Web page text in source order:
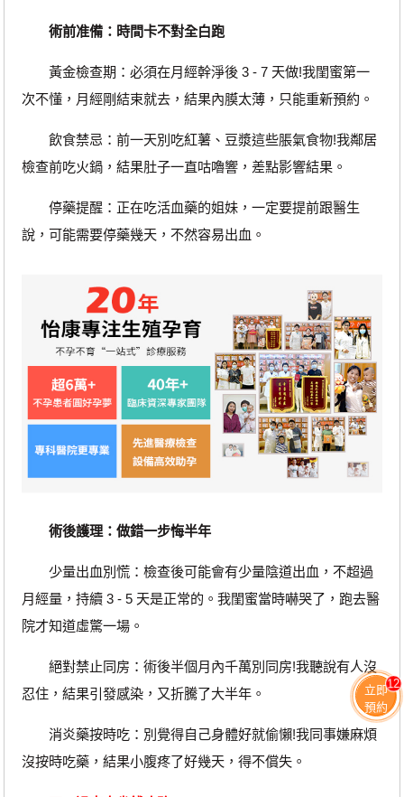
術前准備：時間卡不對全白跑
黃金檢查期：必須在月經幹淨後 3 - 7 天做!我閨蜜第一
次不懂，月經剛結束就去，結果內膜太薄，只能重新預約。
飲食禁忌：前一天別吃紅薯、豆漿這些脹氣食物!我鄰居
檢查前吃火鍋，結果肚子一直咕嚕響，差點影響結果。
停藥提醒：正在吃活血藥的姐妹，一定要提前跟醫生
說，可能需要停藥幾天，不然容易出血。
術後護理：做錯一步悔半年
少量出血別慌：檢查後可能會有少量陰道出血，不超過
月經量，持續 3 - 5 天是正常的。我閨蜜當時嚇哭了，跑去醫
院才知道虛驚一場。
絕對禁止同房：術後半個月內千萬別同房!我聽說有人沒
忍住，結果引發感染，又折騰了大半年。
消炎藥按時吃：別覺得自己身體好就偷懶!我同事嫌麻煩
沒按時吃藥，結果小腹疼了好幾天，得不償失。
立即
預約
12